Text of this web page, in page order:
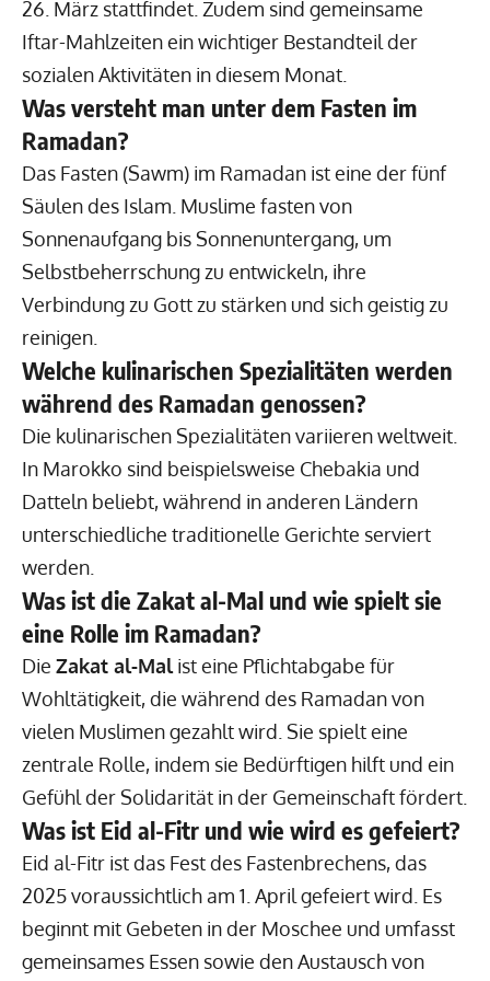
26. März stattfindet. Zudem sind gemeinsame
Iftar-Mahlzeiten ein wichtiger Bestandteil der
sozialen Aktivitäten in diesem Monat.
Was versteht man unter dem Fasten im
Ramadan?
Das Fasten (Sawm) im Ramadan ist eine der fünf
Säulen des Islam. Muslime fasten von
Sonnenaufgang bis Sonnenuntergang, um
Selbstbeherrschung zu entwickeln, ihre
Verbindung zu Gott zu stärken und sich geistig zu
reinigen.
Welche kulinarischen Spezialitäten werden
während des Ramadan genossen?
Die kulinarischen Spezialitäten variieren weltweit.
In Marokko sind beispielsweise Chebakia und
Datteln beliebt, während in anderen Ländern
unterschiedliche traditionelle Gerichte serviert
werden.
Was ist die Zakat al-Mal und wie spielt sie
eine Rolle im Ramadan?
Die Zakat al-Malist eine Pflichtabgabe für
Wohltätigkeit, die während des Ramadan von
vielen Muslimen gezahlt wird. Sie spielt eine
zentrale Rolle, indem sie Bedürftigen hilft und ein
Gefühl der Solidarität in der Gemeinschaft fördert.
Was ist Eid al-Fitr und wie wird es gefeiert?
Eid al-Fitr ist das Fest des Fastenbrechens, das
2025 voraussichtlich am 1. April gefeiert wird. Es
beginnt mit Gebeten in der Moschee und umfasst
gemeinsames Essen sowie den Austausch von